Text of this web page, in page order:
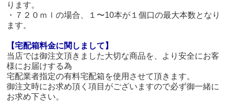
ります。
・７２０ｍｌの場合、１〜10本が１個口の最大本数となり
ます。
【宅配箱料金に関しまして】
当店では御注文頂きました大切な商品を、より安全にお客
様にお届けする為
宅配業者指定の有料宅配箱を使用させて頂きます。
御注文時にお求め頂く項目がございますので必ず御一緒に
お求め下さい。